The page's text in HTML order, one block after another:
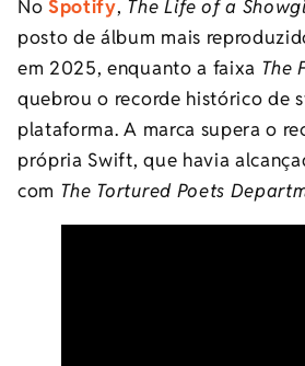
NoSpotify, The Life of a
posto de álbum mais
em 2025, enquanto a faixa The
quebrou o recorde histórico de
plataforma. A marca supera o
própria Swift, que havia
com The Tortured Poets